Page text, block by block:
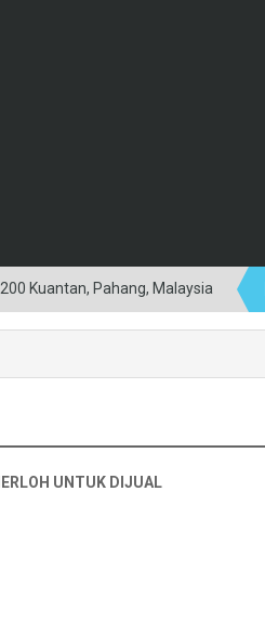
Kuantan, Pahang, Malaysia
UNTUK DIJUAL